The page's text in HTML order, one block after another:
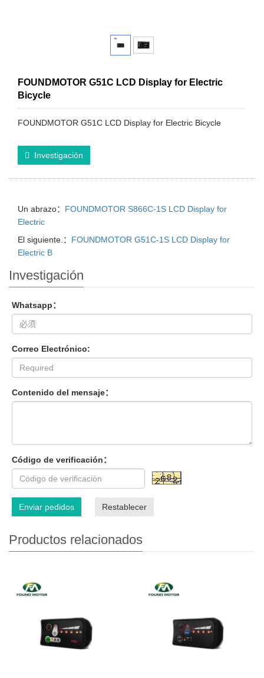
FOUNDMOTOR G51C LCD Display for Electric
Bicycle
FOUNDMOTOR G51C LCD Display for Electric Bicycle
Investigación
Un abrazo： FOUNDMOTOR S866C-1S LCD Display for
Electric
El siguiente.： FOUNDMOTOR G51C-1S LCD Display for
Electric B
Investigación
Whatsapp：
Correo Electrónico:
Contenido del mensaje：
Código de verificación：
Enviar pedidos Restablecer
Productos relacionados